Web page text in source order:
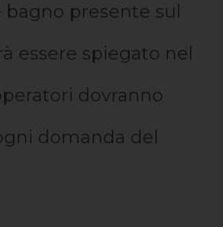
presente sul
essere spiegato nel
dovranno
domanda del